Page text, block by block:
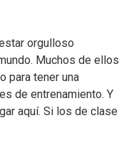
orgulloso
Muchos de ellos
para tener una
de entrenamiento. Y
aquí. Si los de clase